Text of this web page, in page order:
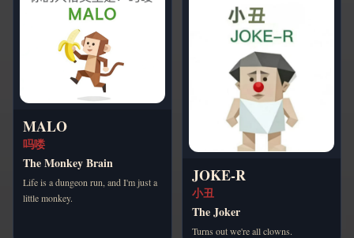
MALO
吗喽
The Monkey Brain
Life is a dungeon run, and I'm just a
little monkey.
JOKE-R
小丑
The Joker
Turns out we're all clowns.